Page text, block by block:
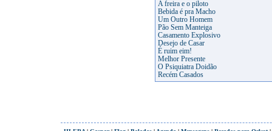
A freira e o piloto
Bebida é pra Macho
Um Outro Homem
Pão Sem Manteiga
Casamento Explosivo
Desejo de Casar
É ruim eim!
Melhor Presente
O Psiquiatra Doidão
Recém Casados